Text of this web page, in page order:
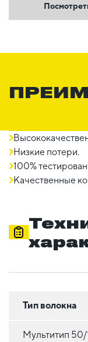
Низкие потери.
100%
Качественные
Тип волокна
Мультитип 50/